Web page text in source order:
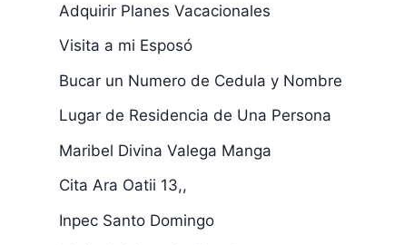
Adquirir Planes Vacacionales
Visita a mi Esposó
Bucar un Numero de Cedula y Nombre
Lugar de Residencia de Una Persona
Maribel Divina Valega Manga
Cita Ara Oatii 13,,
Inpec Santo Domingo